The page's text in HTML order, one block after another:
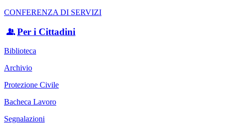
CONFERENZA DI SERVIZI
Per i Cittadini
Biblioteca
Archivio
Protezione Civile
Bacheca Lavoro
Segnalazioni